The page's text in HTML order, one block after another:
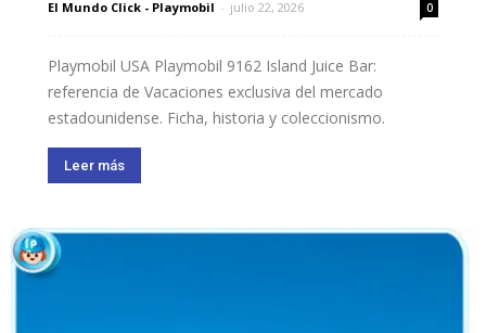
El Mundo Click - Playmobil - julio 22, 2026 0
Playmobil USA Playmobil 9162 Island Juice Bar:
referencia de Vacaciones exclusiva del mercado
estadounidense. Ficha, historia y coleccionismo.
Leer más